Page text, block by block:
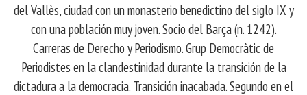
del Vallès, ciudad con un monasterio benedictino del siglo IX y
con una población muy joven. Socio del Barça (n. 1242).
Carreras de Derecho y Periodismo. Grup Democràtic de
Periodistes en la clandestinidad durante la transición de la
dictadura a la democracia. Transición inacabada. Segundo en el